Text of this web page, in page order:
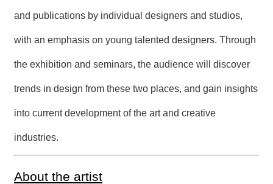
and publications by individual designers and studios,
with an emphasis on young talented designers. Through
the exhibition and seminars, the audience will discover
trends in design from these two places, and gain insights
into current development of the art and creative
industries.
About the artist